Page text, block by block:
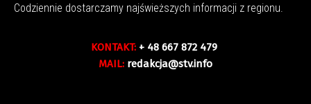
Codziennie dostarczamy najświeższych informacji z regionu.
KONTAKT: + 48 667 872 479
MAIL: redakcja@stv.info